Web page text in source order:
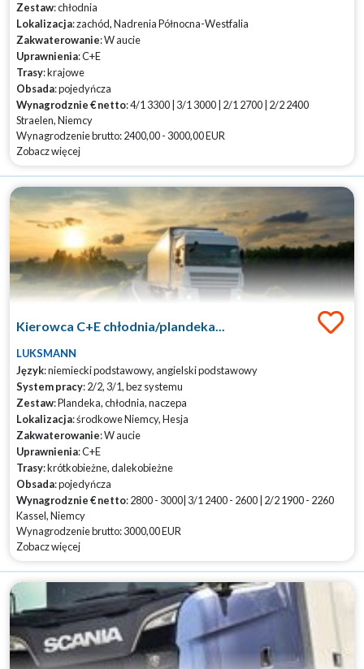
Zestaw: chłodnia
Lokalizacja: zachód, Nadrenia Północna-Westfalia
Zakwaterowanie: W aucie
Uprawnienia: C+E
Trasy: krajowe
Obsada: pojedyńcza
Wynagrodznie € netto: 4/1 3300 | 3/1 3000 | 2/1 2700 | 2/2 2400
Straelen, Niemcy
Wynagrodzenie brutto: 2400,00 - 3000,00 EUR
Zobacz więcej
Kierowca C+E chłodnia/plandeka...
LUKSMANN
Język: niemiecki podstawowy, angielski podstawowy
System pracy: 2/2, 3/1, bez systemu
Zestaw: Plandeka, chłodnia, naczepa
Lokalizacja: środkowe Niemcy, Hesja
Zakwaterowanie: W aucie
Uprawnienia: C+E
Trasy: krótkobieżne, dalekobieżne
Obsada: pojedyńcza
Wynagrodznie € netto: 2800 - 3000| 3/1 2400 - 2600 | 2/2 1900 - 2260
Kassel, Niemcy
Wynagrodzenie brutto: 3000,00 EUR
Zobacz więcej